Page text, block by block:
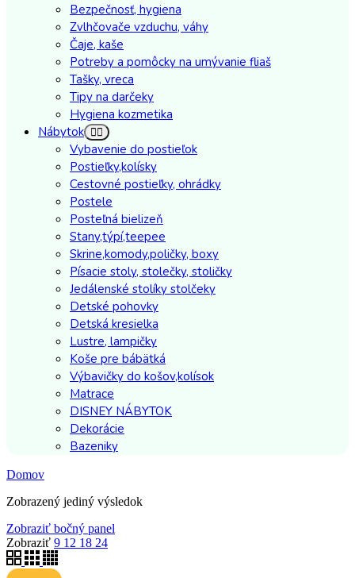
Bezpečnosť, hygiena
Zvlhčovače vzduchu, váhy
Čaje, kaše
Potreby a pomôcky na umývanie fliaš
Tašky, vreca
Tipy na darčeky
Hygiena kozmetika
Nábytok
Vybavenie do postieľok
Postieľky,kolísky
Cestovné postieľky, ohrádky
Postele
Posteľná bielizeň
Stany,týpí,teepee
Skrine,komody,poličky, boxy
Písacie stoly, stolečky, stoličky
Jedálenské stolíky stolčeky
Detské pohovky
Detská kresielka
Lustre, lampičky
Koše pre bábätká
Výbavičky do košov,kolísok
Matrace
DISNEY NÁBYTOK
Dekorácie
Bazeniky
Domov
Zobrazený jediný výsledok
Zobraziť bočný panel
Zobraziť 9 12 18 24